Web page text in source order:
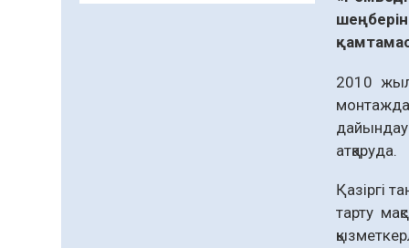
2010
атқаруда.
Қазіргі
тарту